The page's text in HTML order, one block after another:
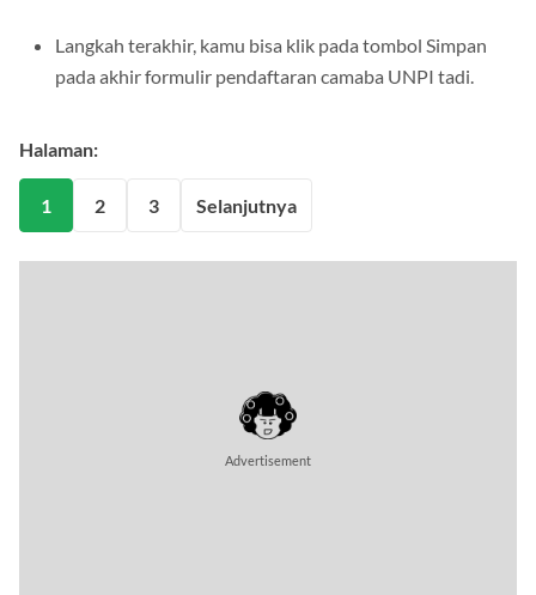
Langkah terakhir, kamu bisa klik pada tombol Simpan
pada akhir formulir pendaftaran camaba UNPI tadi.
Halaman:
1 2 3 Selanjutnya
Advertisement